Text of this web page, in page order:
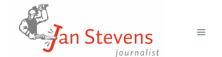
Doorgaan
inhoud